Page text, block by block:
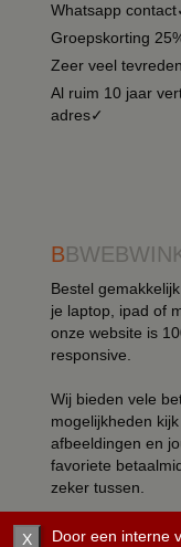
Whatsapp
Groepskorting
Zeer veel
Al ruim 10 jaar
adres✓
B
Bestel
je laptop, ipad of
onze website is
responsive.
Wij bieden vele
mogelijkheden
afbeeldingen en
favoriete
zeker tussen.
X Door een interne